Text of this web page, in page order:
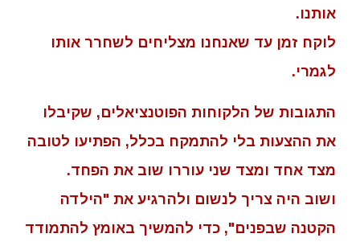
אותנו.
לוקח זמן עד שאנחנו מצליחים לשחרר אותו
לגמרי.
התגובות של הלקוחות הפוטנציאלים, שקיבלו
את ההצעות בלי להתמקח בכלל, הפתיעו לטובה
מצד אחד ומצד שני עוררו שוב את הפחד.
ושוב היה צריך לנשום ולהרגיע את "הילדה
הקטנה שבפנים", כדי להמשיך באומץ להתמודד